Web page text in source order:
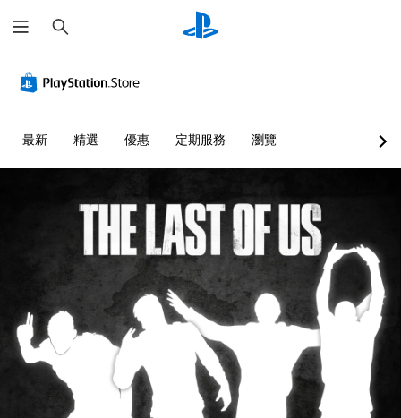
尋
最新 精選 優惠 定期服務 瀏覽